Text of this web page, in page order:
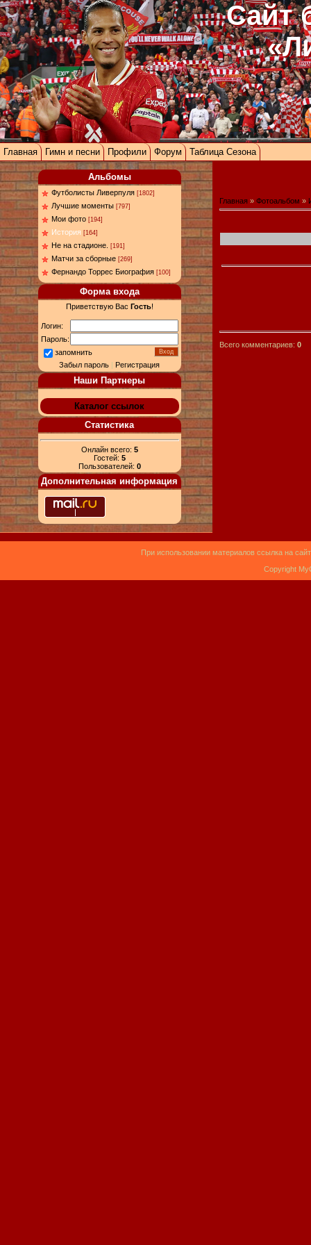
Сайт
Главная Гимн и песни Профили Форум Таблица Сезона
Альбомы
Футболисты Ливерпуля [1802]
Лучшие моменты [797]
Мои фото [194]
История [164]
Не на стадионе. [191]
Матчи за сборные [269]
Фернандо Торрес Биография [100]
Форма входа
Приветствую Вас Гость!
Логин:
Пароль:
запомнить
Забыл пароль |Регистрация
Наши Партнеры
Каталог ссылок
Статистика
Онлайн всего: 5
Гостей: 5
Пользователей: 0
Дополнительная информация
Главная » Фотоальбом »
Всего комментариев: 0
При использовании материалов ссылка на
Copyright